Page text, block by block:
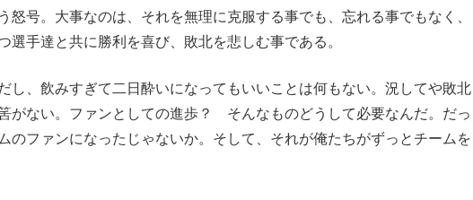
怒号。大事なのは、それを無理に克服する事でも、忘れる事でもなく、
選手達と共に勝利を喜び、敗北を悲しむ事である。
し、飲みすぎて二日酔いになってもいいことは何もない。況してや敗北
がない。ファンとしての進歩？ そんなものどうして必要なんだ。だっ
のファンになったじゃないか。そして、それが俺たちがずっとチームを